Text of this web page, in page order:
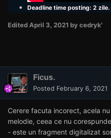
Deadline time posting: 2 zile.
Edited April 3, 2021 by cedryk'
Ficus.
Posted February 6, 2021
Cerere facuta incorect, acela
melodie, ceea ce nu
- este un fragment digitalizat